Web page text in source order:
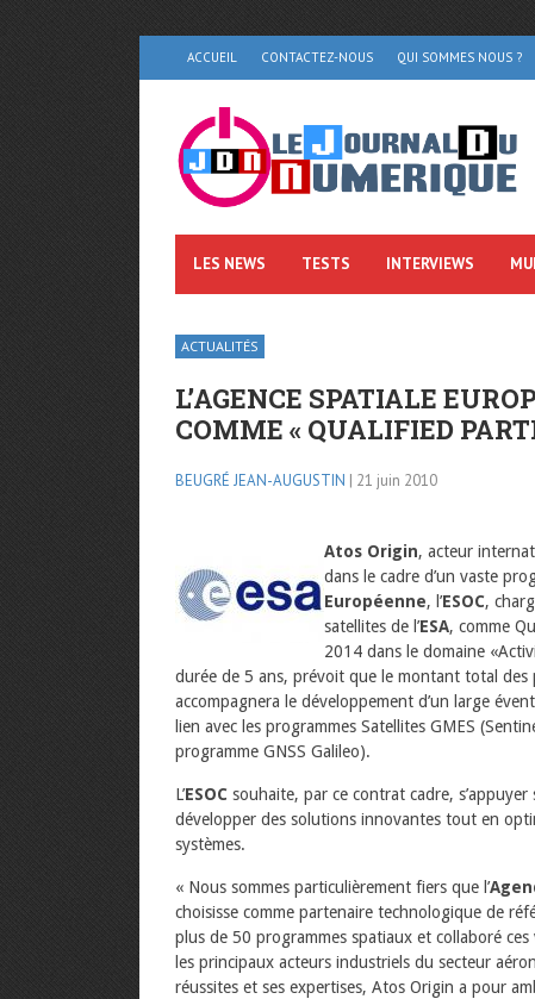
ACCUEIL CONTACTEZ-NOUS QUI SOMMES NOUS ?
LES NEWS TESTS INTERVIEWS
ACTUALITÉS
L’AGENCE SPATIALE
COMME « QUALIFIED
BEUGRÉ JEAN-AUGUSTIN | 21 juin 2010
Atos Origin, acteur
dans le cadre d’un vaste
Européenne, l’ESOC,
satellites de l’ESA, comme
2014 dans le domaine
durée de 5 ans, prévoit que le montant total des
accompagnera le développement d’un large
lien avec les programmes Satellites GMES
programme GNSS Galileo).
L’ESOC souhaite, par ce contrat cadre,
développer des solutions innovantes tout en
systèmes.
« Nous sommes particulièrement fiers que l’
choisisse comme partenaire technologique de
plus de 50 programmes spatiaux et collaboré
les principaux acteurs industriels du secteur
réussites et ses expertises, Atos Origin a pour